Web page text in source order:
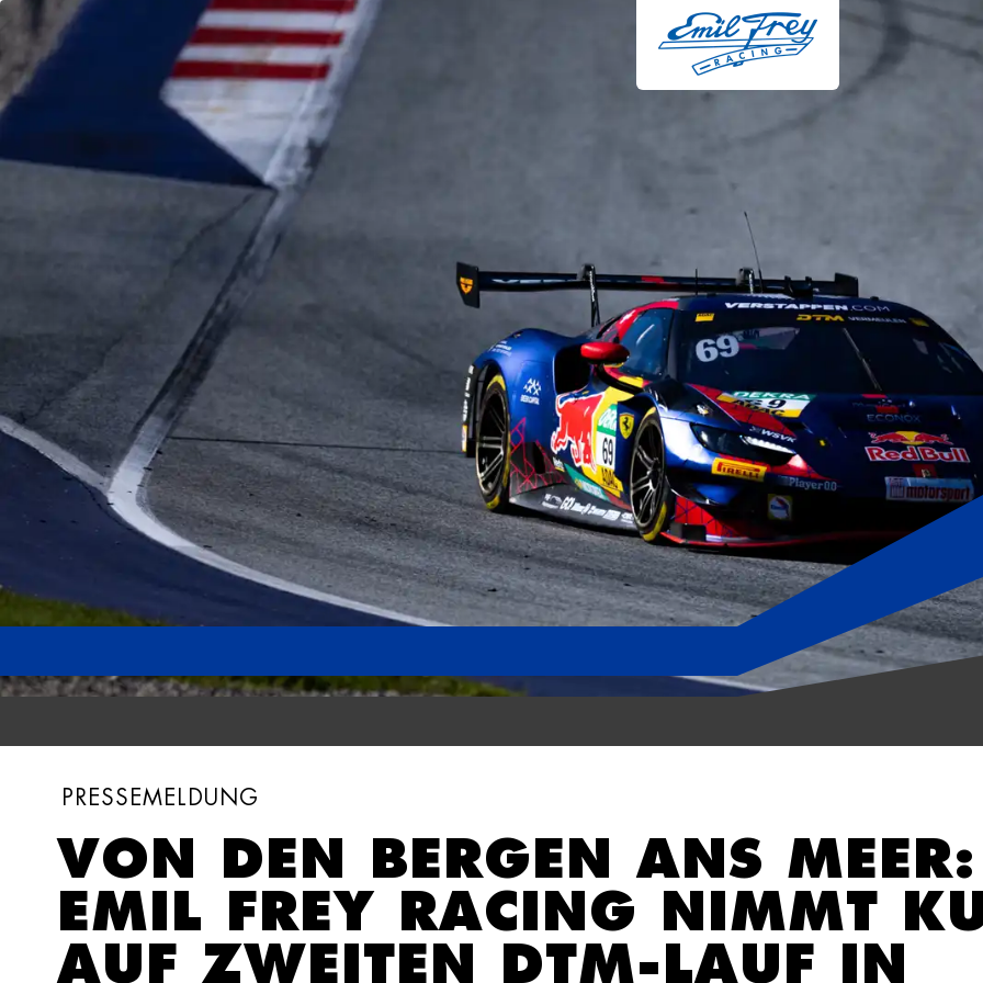
PRESSE­MELDUNG
VON DEN BERGEN ANS MEER:
EMIL FREY RACING NIMMT
AUF ZWEITEN DTM-LAUF IN